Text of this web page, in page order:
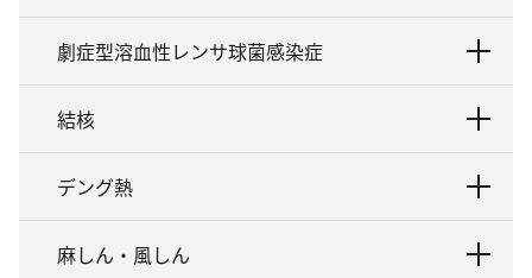
劇症型溶血性レンサ球菌感染症
結核
デング熱
麻しん・風しん